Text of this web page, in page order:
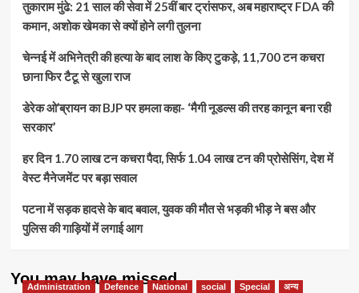
तुकाराम मुंढे: 21 साल की सेवा में 25वीं बार ट्रांसफर, अब महाराष्ट्र FDA की
कमान, अशोक खेमका से क्यों होने लगी तुलना
चेन्नई में अभिनेत्री की हत्या के बाद लाश के किए टुकड़े, 11,700 टन कचरा
छाना फिर टैटू से खुला राज
डेरेक ओ’ब्रायन का BJP पर हमला कहा- ‘मैगी नूडल्स की तरह कानून बना रही
सरकार’
हर दिन 1.70 लाख टन कचरा पैदा, सिर्फ 1.04 लाख टन की प्रोसेसिंग, देश में
वेस्ट मैनेजमेंट पर बड़ा सवाल
पटना में सड़क हादसे के बाद बवाल, युवक की मौत से भड़की भीड़ ने बस और
पुलिस की गाड़ियों में लगाई आग
You may have missed
Administration Defence National social Special अन्य